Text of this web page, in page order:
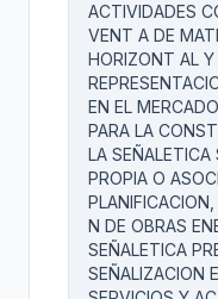
ACTIVIDADES
VENT A DE
HORIZONT AL Y
EN EL
PARA LA
LA SEÑALETICA
PROPIA O
N DE OBRAS
SEÑALETICA
SEÑALIZACION